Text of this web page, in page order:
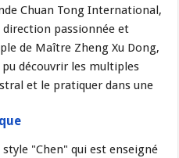
Chuan Tong International,
passionnée et
de Maître Zheng Xu Dong,
découvrir les multiples
et le pratiquer dans une
style "Chen" qui est enseigné